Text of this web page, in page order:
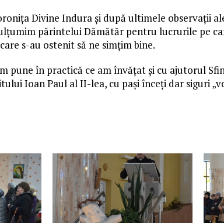
Divine Indura și după ultimele observații
părintelui Dămătăr pentru lucrurile pe
s-au ostenit să ne simțim bine.
pune în practică ce am învățat și cu ajutorul
Ioan Paul al II-lea, cu pași înceți dar siguri